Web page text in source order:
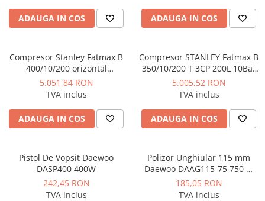
ADAUGA IN COS ADAUGA IN COS
Compresor Stanley Fatmax B
400/10/200 orizontal
profesional 3CP 10Bar
390L/min
5.051,84 RON
TVA inclus
ADAUGA IN COS
Compresor STANLEY Fatmax B
350/10/200 T 3CP 200L 10Bar
330L/min
5.005,52 RON
TVA inclus
ADAUGA IN COS
Pistol De Vopsit Daewoo
DASP400 400W
242,45 RON
TVA inclus
Polizor Unghiular 115 mm
Daewoo DAAG115-75 750 W
11.000 rpm
185,05 RON
TVA inclus